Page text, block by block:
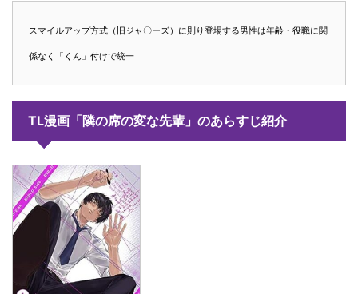
スマイルアップ方式（旧ジャ〇ーズ）に則り登場する男性は年齢・役職に関
係なく「くん」付けで統一
TL漫画「隣の席の変な先輩」のあらすじ紹介